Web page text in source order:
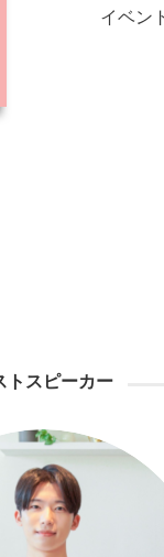
イベン
トスピーカー